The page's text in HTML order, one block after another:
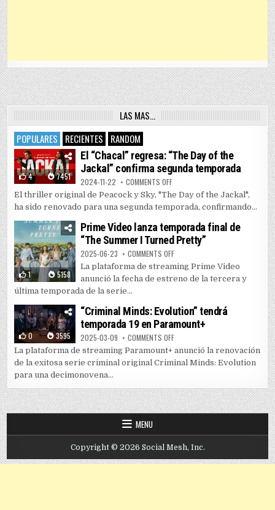
LAS MAS…
POPULARES
RECIENTES RANDOM
4 7451
El “Chacal” regresa: “The Day of the
Jackal” confirma segunda temporada
2024-11-22 COMMENTS OFFON EL “CHACAL” REGRESA: “THE
El thriller original de Peacock y Sky, "The Day of the Jackal",
ha sido renovado para una segunda temporada, confirmando...
1 5158
Prime Video lanza temporada final de
“The Summer I Turned Pretty”
2025-06-23 COMMENTS OFFON PRIME VIDEO LANZA
La plataforma de streaming Prime Video
anunció la fecha de estreno de la tercera y
última temporada de la serie...
0 3595
“Criminal Minds: Evolution” tendrá
temporada 19 en Paramount+
2025-03-09 COMMENTS OFFON “CRIMINAL MINDS:
La plataforma de streaming Paramount+ anunció la renovación
de la exitosa serie criminal original Criminal Minds: Evolution
para una decimonovena...
MENU
Copyright © 2026 Social Mesh, Inc.